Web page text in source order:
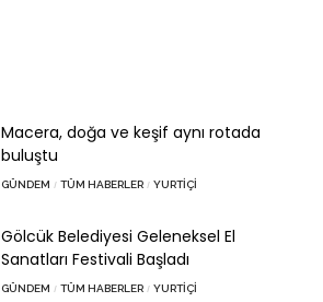
Macera, doğa ve keşif aynı rotada
buluştu
GÜNDEM TÜM HABERLER YURTIÇI
Gölcük Belediyesi Geleneksel El
Sanatları Festivali Başladı
GÜNDEM TÜM HABERLER YURTIÇI